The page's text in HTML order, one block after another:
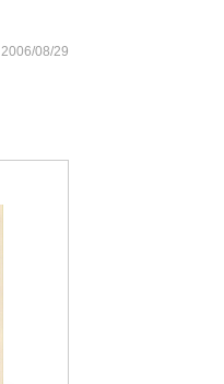
2006/08/29